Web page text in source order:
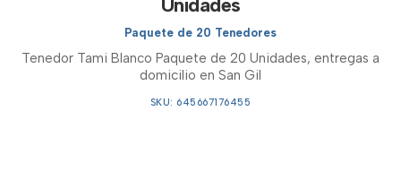
Unidades
Paquete de 20 Tenedores
Tenedor Tami Blanco Paquete de 20 Unidades, entregas a
domicilio en San Gil
SKU: 645667176455